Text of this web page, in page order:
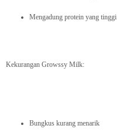
Mengadung protein yang tinggi
Kekurangan Growssy Milk:
Bungkus kurang menarik